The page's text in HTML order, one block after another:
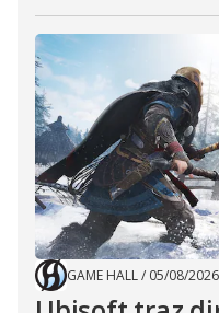
GAME HALL/ 05/08/2026